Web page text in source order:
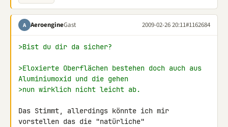
A AeroengineGast 2009-02-26 20:11#1162684
>Bist du dir da sicher?
>Eloxierte Oberflächen bestehen doch auch aus
Aluminiumoxid und die gehen
>nun wirklich nicht leicht ab.
Das Stimmt, allerdings könnte ich mir
vorstellen das die "natürliche"